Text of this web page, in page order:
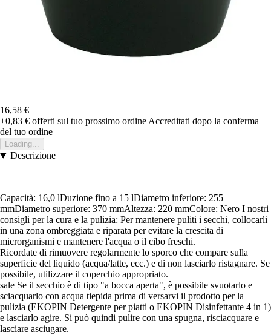
16,58 €
+0,83 € offerti sul tuo prossimo ordineAccreditati dopo la conferma
del tuo ordine
Loading...
Descrizione
Capacità: 16,0 lDuzione fino a 15 lDiametro inferiore: 255
mmDiametro superiore: 370 mmAltezza: 220 mmColore: Nero I nostri
consigli per la cura e la pulizia: Per mantenere puliti i secchi, collocarli
in una zona ombreggiata e riparata per evitare la crescita di
microrganismi e mantenere l'acqua o il cibo freschi.
Ricordate di rimuovere regolarmente lo sporco che compare sulla
superficie del liquido (acqua/latte, ecc.) e di non lasciarlo ristagnare. Se
possibile, utilizzare il coperchio appropriato.
sale Se il secchio è di tipo "a bocca aperta", è possibile svuotarlo e
sciacquarlo con acqua tiepida prima di versarvi il prodotto per la
pulizia (EKOPIN Detergente per piatti o EKOPIN Disinfettante 4 in 1)
e lasciarlo agire. Si può quindi pulire con una spugna, risciacquare e
lasciare asciugare.